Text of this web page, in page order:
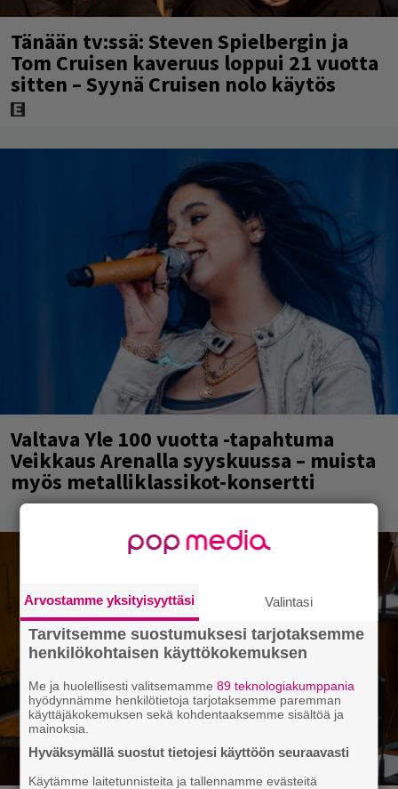
Tänään tv:ssä: Steven Spielbergin ja
Tom Cruisen kaveruus loppui 21 vuotta
sitten – Syynä Cruisen nolo käytös
Valtava Yle 100 vuotta -tapahtuma
Veikkaus Arenalla syyskuussa – muista
myös metalliklassikot-konsertti
Arvostamme yksityisyyttäsi Valintasi
Tarvitsemme suostumuksesi tarjotaksemme
henkilökohtaisen käyttökokemuksen
Me ja huolellisesti valitsemamme89 teknologiakumppania
hyödynnämme henkilötietoja tarjotaksemme paremman
käyttäjäkokemuksen sekä kohdentaaksemme sisältöä ja
mainoksia.
Hyväksymällä suostut tietojesi käyttöön seuraavasti
Käytämme laitetunnisteita ja tallennamme evästeitä